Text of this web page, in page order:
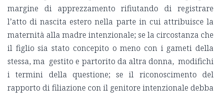
margine di apprezzamento rifiutando di registrare
l’atto di nascita estero nella parte in cui attribuisce la
maternità alla madre intenzionale; se la circostanza che
il figlio sia stato concepito o meno con i gameti della
stessa, ma gestito e partorito da altra donna, modifichi
i termini della questione; se il riconoscimento del
rapporto di filiazione con il genitore intenzionale debba